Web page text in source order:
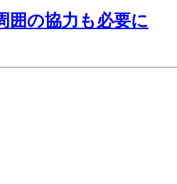
囲の協力も必要に